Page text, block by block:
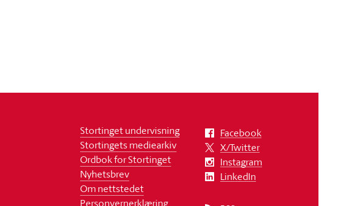
Stortinget undervisning
Stortingets mediearkiv
Ordbok for Stortinget
Nyhetsbrev
Om nettstedet
Personvernerklæring
Facebook
X/Twitter
Instagram
LinkedIn